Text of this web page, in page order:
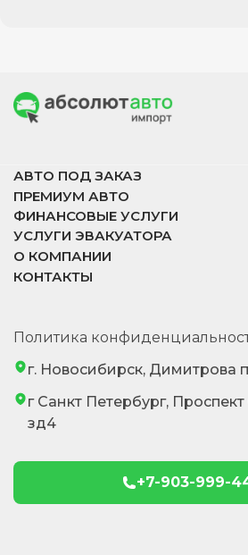
АВТО ПОД ЗАКАЗ
ПРЕМИУМ АВТО
ФИНАНСОВЫЕ УСЛУГИ
УСЛУГИ ЭВАКУАТОРА
О КОМПАНИИ
КОНТАКТЫ
Политика
г. Новосибирск, Димитрова
г Санкт Петербург,
зд4
+7-903-999-